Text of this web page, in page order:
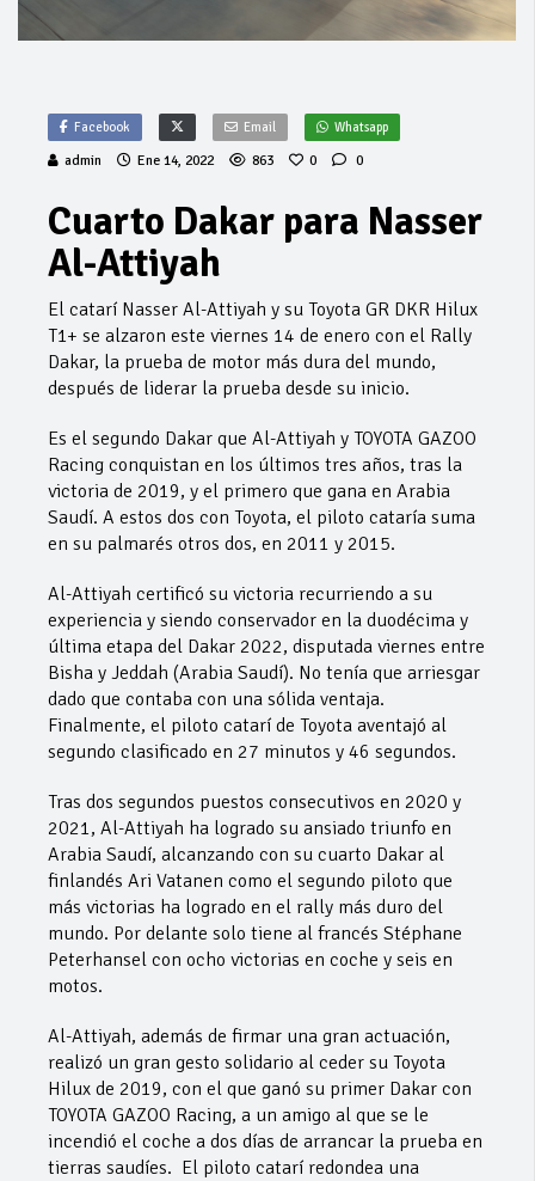
Facebook Email Whatsapp
admin Ene 14, 2022 863 0 0
Cuarto Dakar para Nasser
Al-Attiyah
El catarí Nasser Al-Attiyah y su Toyota GR DKR Hilux
T1+ se alzaron este viernes 14 de enero con el Rally
Dakar, la prueba de motor más dura del mundo,
después de liderar la prueba desde su inicio.
Es el segundo Dakar que Al-Attiyah y TOYOTA GAZOO
Racing conquistan en los últimos tres años, tras la
victoria de 2019, y el primero que gana en Arabia
Saudí. A estos dos con Toyota, el piloto cataría suma
en su palmarés otros dos, en 2011 y 2015.
Al-Attiyah certificó su victoria recurriendo a su
experiencia y siendo conservador en la duodécima y
última etapa del Dakar 2022, disputada viernes entre
Bisha y Jeddah (Arabia Saudí). No tenía que arriesgar
dado que contaba con una sólida ventaja.
Finalmente, el piloto catarí de Toyota aventajó al
segundo clasificado en 27 minutos y 46 segundos.
Tras dos segundos puestos consecutivos en 2020 y
2021, Al-Attiyah ha logrado su ansiado triunfo en
Arabia Saudí, alcanzando con su cuarto Dakar al
finlandés Ari Vatanen como el segundo piloto que
más victorias ha logrado en el rally más duro del
mundo. Por delante solo tiene al francés Stéphane
Peterhansel con ocho victorias en coche y seis en
motos.
Al-Attiyah, además de firmar una gran actuación,
realizó un gran gesto solidario al ceder su Toyota
Hilux de 2019, con el que ganó su primer Dakar con
TOYOTA GAZOO Racing, a un amigo al que se le
incendió el coche a dos días de arrancar la prueba en
tierras saudíes. El piloto catarí redondea una